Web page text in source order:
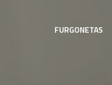
FURGONETAS